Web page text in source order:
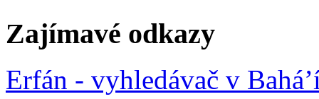
Zajímavé odkazy
Erfán - vyhledávač v